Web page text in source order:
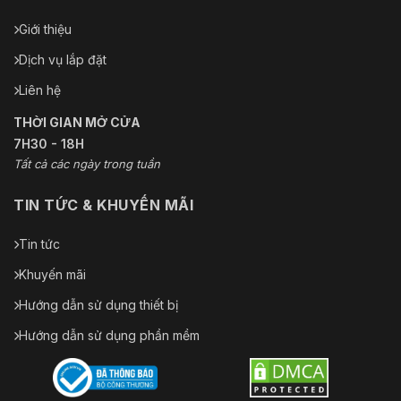
Giới thiệu
Dịch vụ lắp đặt
Liên hệ
THỜI GIAN MỞ CỬA
7H30 - 18H
Tất cả các ngày trong tuần
TIN TỨC & KHUYẾN MÃI
Tin tức
Khuyến mãi
Hướng dẫn sử dụng thiết bị
Hướng dẫn sử dụng phần mềm